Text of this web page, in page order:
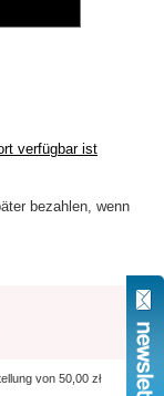
verfügbar ist
bezahlen, wenn
von 50,00 zł